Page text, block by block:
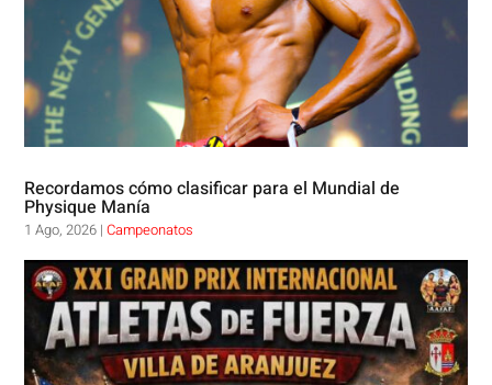
Recordamos cómo clasificar para el Mundial de
Physique Manía
1 Ago, 2026 |Campeonatos